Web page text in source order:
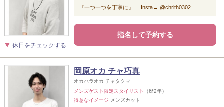
休日をチェックする
『一つ一つを丁寧に』 Insta→ @chrith0302
指名して予約する
岡原オカ チャ巧真
オカハラオカ チャタクマ
メンズゲスト限定スタイリスト
（歴2年）
得意なイメージ メンズカット